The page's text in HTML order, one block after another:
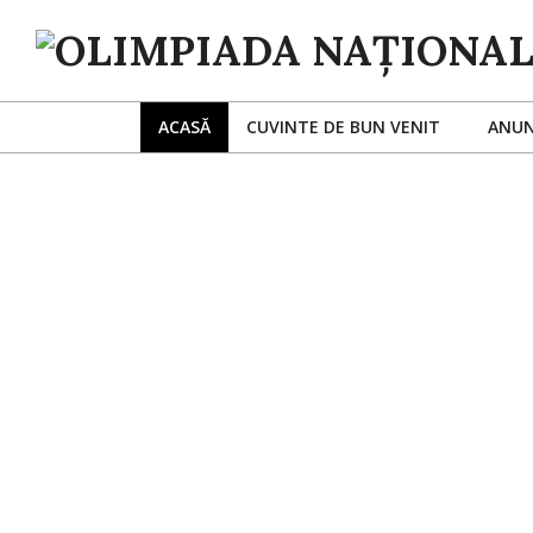
OLIMPIADA
NAȚIONALĂ
ACASĂ CUVINTE DE BUN VENIT